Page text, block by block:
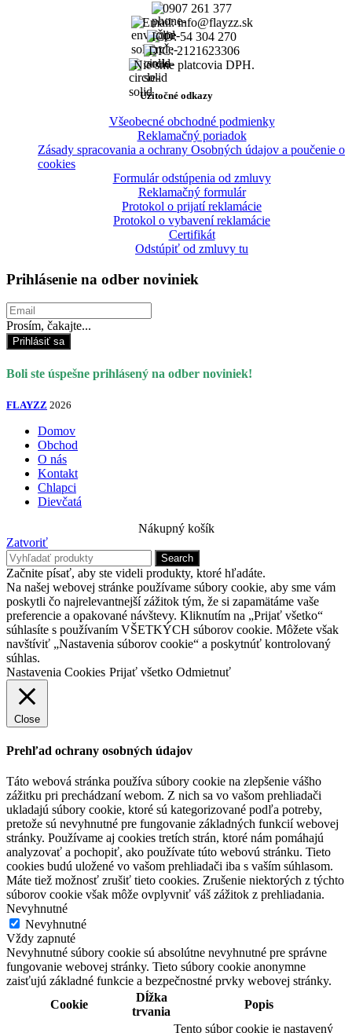
0907 261 377
Email: info@flayzz.sk
IČO: 54 304 270
DIČ: 2121623306
Nie sme platcovia DPH.
Užitočné odkazy
Všeobecné obchodné podmienky
Reklamačný poriadok
Zásady spracovania a ochrany Osobných údajov a poučenie o
cookies
Formulár odstúpenia od zmluvy
Reklamačný formulár
Protokol o prijatí reklamácie
Protokol o vybavení reklamácie
Certifikát
Odstúpiť od zmluvy tu
Prihlásenie na odber noviniek
Prosím, čakajte...
Prihlásiť sa
Boli ste úspešne prihlásený na odber noviniek!
FLAYZZ 2026
Domov
Obchod
O nás
Kontakt
Chlapci
Dievčatá
Nákupný košík
Zatvoriť
Search
Začnite písať, aby ste videli produkty, ktoré hľadáte.
Na našej webovej stránke používame súbory cookie, aby sme vám
poskytli čo najrelevantnejší zážitok tým, že si zapamätáme vaše
preferencie a opakované návštevy. Kliknutím na „Prijať všetko“
súhlasíte s používaním VŠETKÝCH súborov cookie. Môžete však
navštíviť „Nastavenia súborov cookie“ a poskytnúť kontrolovaný
súhlas.
Nastavenia Cookies Prijať všetko Odmietnuť
Close
Prehľad ochrany osobných údajov
Táto webová stránka používa súbory cookie na zlepšenie vášho
zážitku pri prechádzaní webom. Z nich sa vo vašom prehliadači
ukladajú súbory cookie, ktoré sú kategorizované podľa potreby,
pretože sú nevyhnutné pre fungovanie základných funkcií webovej
stránky. Používame aj cookies tretích strán, ktoré nám pomáhajú
analyzovať a pochopiť, ako používate túto webovú stránku. Tieto
cookies budú uložené vo vašom prehliadači iba s vaším súhlasom.
Máte tiež možnosť zrušiť tieto cookies. Zrušenie niektorých z týchto
súborov cookie však môže ovplyvniť váš zážitok z prehliadania.
Nevyhnutné
Nevyhnutné
Vždy zapnuté
Nevyhnutné súbory cookie sú absolútne nevyhnutné pre správne
fungovanie webovej stránky. Tieto súbory cookie anonymne
zaisťujú základné funkcie a bezpečnostné prvky webovej stránky.
Cookie
Dĺžka
trvania
Popis
Tento súbor cookie je nastavený